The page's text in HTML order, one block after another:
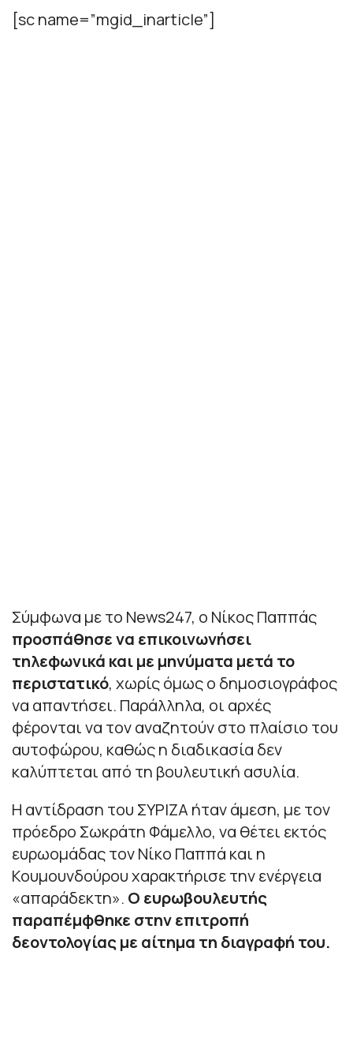
[sc name=”mgid_inarticle”]
Σύμφωνα με το News247, ο Νίκος Παππάς
προσπάθησε να επικοινωνήσει
τηλεφωνικά και με μηνύματα μετά το
περιστατικό, χωρίς όμως ο δημοσιογράφος
να απαντήσει. Παράλληλα, οι αρχές
φέρονται να τον αναζητούν στο πλαίσιο του
αυτοφώρου, καθώς η διαδικασία δεν
καλύπτεται από τη βουλευτική ασυλία.
Η αντίδραση του ΣΥΡΙΖΑ ήταν άμεση, με τον
πρόεδρο Σωκράτη Φάμελλο, να θέτει εκτός
ευρωομάδας τον Νίκο Παππά και η
Κουμουνδούρου χαρακτήρισε την ενέργεια
«απαράδεκτη». Ο ευρωβουλευτής
παραπέμφθηκε στην επιτροπή
δεοντολογίας με αίτημα τη διαγραφή του.